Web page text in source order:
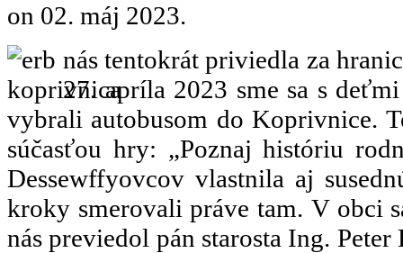
on 02. máj 2023.
nás tentokrát priviedla za
27. apríla 2023 sme sa s
vybrali autobusom do Koprivnice.
súčasťou hry: „Poznaj históriu
Dessewffyovcov vlastnila aj
kroky smerovali práve tam. V obci
nás previedol pán starosta Ing.